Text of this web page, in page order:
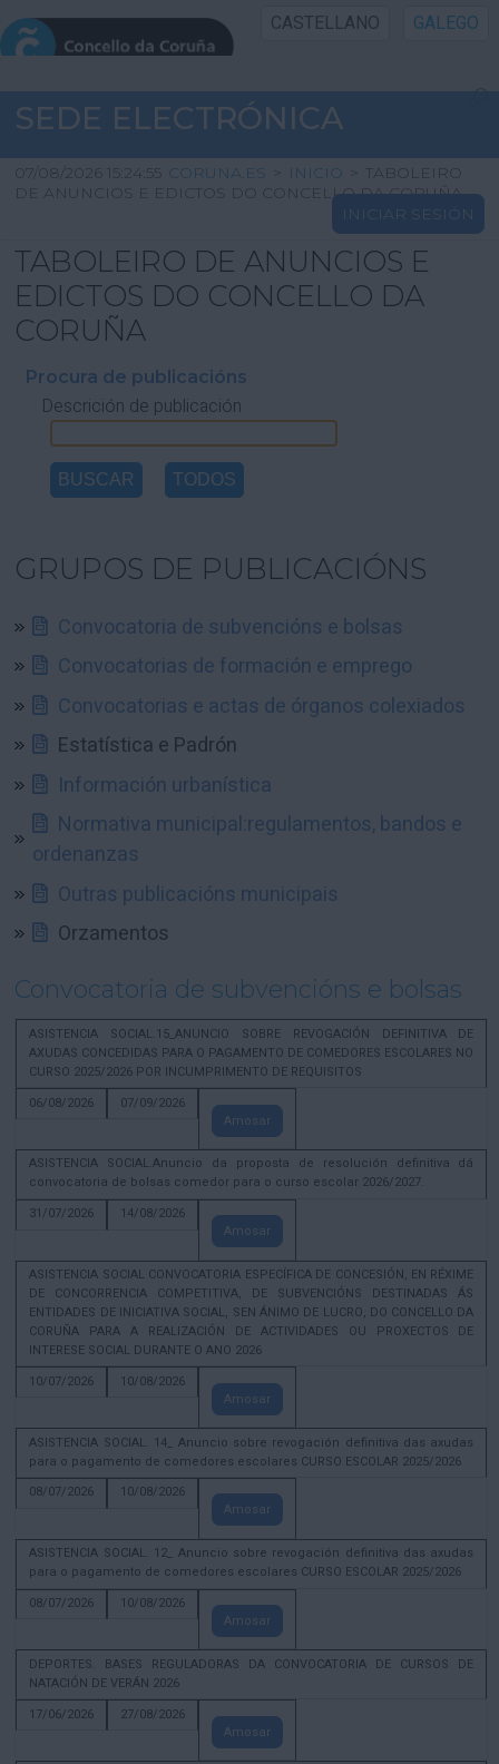
CASTELLANO GALEGO
INICIO SEDE
INICIO
INFORMACIÓN PÚBLICA
CARTAFOL CIDADÁN
AXUDA
SEDE ELECTRÓNICA
07/08/2026 15:24:55 CORUNA.ES > INICIO > TABOLEIRO
DE ANUNCIOS E EDICTOS DO CONCELLO DA CORUÑA
INICIAR SESIÓN
TABOLEIRO DE ANUNCIOS E
EDICTOS DO CONCELLO DA
CORUÑA
Procura de publicacións
Descrición de publicación
GRUPOS DE PUBLICACIÓNS
Convocatoria de subvencións e bolsas
Convocatorias de formación e emprego
Convocatorias e actas de órganos colexiados
Estatística e Padrón
Información urbanística
Normativa municipal:regulamentos, bandos e
ordenanzas
Outras publicacións municipais
Orzamentos
Convocatoria de subvencións e bolsas
ASISTENCIA SOCIAL.15_ANUNCIO SOBRE REVOGACIÓN DEFINITIVA DE
AXUDAS CONCEDIDAS PARA O PAGAMENTO DE COMEDORES ESCOLARES NO
CURSO 2025/2026 POR INCUMPRIMENTO DE REQUISITOS
06/08/2026
07/09/2026
Amosar
ASISTENCIA SOCIAL.Anuncio da proposta de resolución definitiva dá
convocatoria de bolsas comedor para o curso escolar 2026/2027.
31/07/2026
14/08/2026
Amosar
ASISTENCIA SOCIAL CONVOCATORIA ESPECÍFICA DE CONCESIÓN, EN RÉXIME
DE CONCORRENCIA COMPETITIVA, DE SUBVENCIÓNS DESTINADAS ÁS
ENTIDADES DE INICIATIVA SOCIAL, SEN ÁNIMO DE LUCRO, DO CONCELLO DA
CORUÑA PARA A REALIZACIÓN DE ACTIVIDADES OU PROXECTOS DE
INTERESE SOCIAL DURANTE O ANO 2026
10/07/2026
10/08/2026
Amosar
ASISTENCIA SOCIAL. 14_ Anuncio sobre revogación definitiva das axudas
para o pagamento de comedores escolares CURSO ESCOLAR 2025/2026
08/07/2026
10/08/2026
Amosar
ASISTENCIA SOCIAL. 12_ Anuncio sobre revogación definitiva das axudas
para o pagamento de comedores escolares CURSO ESCOLAR 2025/2026
08/07/2026
10/08/2026
Amosar
DEPORTES. BASES REGULADORAS DA CONVOCATORIA DE CURSOS DE
NATACIÓN DE VERÁN 2026
17/06/2026
27/08/2026
Amosar